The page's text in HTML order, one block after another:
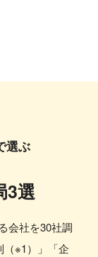
選ぶ
3選
会社を30社調
※1）」「企